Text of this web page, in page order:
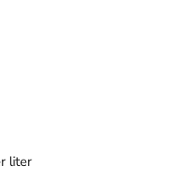
liter